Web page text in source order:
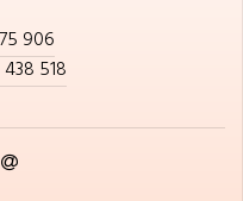
906
518